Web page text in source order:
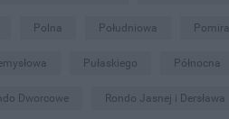
Polna Południowa Pomira
Pułaskiego Północna
Dworcowe Rondo Jasnej i Dersława